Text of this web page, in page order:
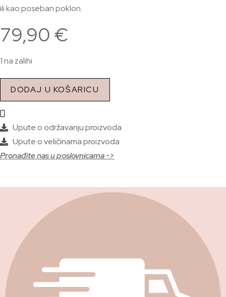
ili kao poseban poklon.
79,90 €
1 na zalihi
DODAJ U KOŠARICU
Upute o održavanju proizvoda
Upute o veličinama proizvoda
Pronađite nas u poslovnicama ->